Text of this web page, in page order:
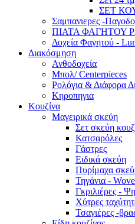
ΣΕΤ
Σαμπανιερες -
ΠΙΑΤΑ ΦΑΓΗΤΟΥ
Δοχεία Φαγητού -
Διακόσμηση
Ανθοδοχεία
Μπολ/ Centerpieces
Ρολόγια & Διάφορα
Κηροπηγια
Κουζίνα
Μαγειρικά σκεύη
Σετ σκεύη
Κατσαρόλες
Γάστρες
Ειδικά σκεύη
Πυρίμαχα
Τηγάνια - Wove
Γκριλιέρες -
Χύτρες
Τσαγιέρες -